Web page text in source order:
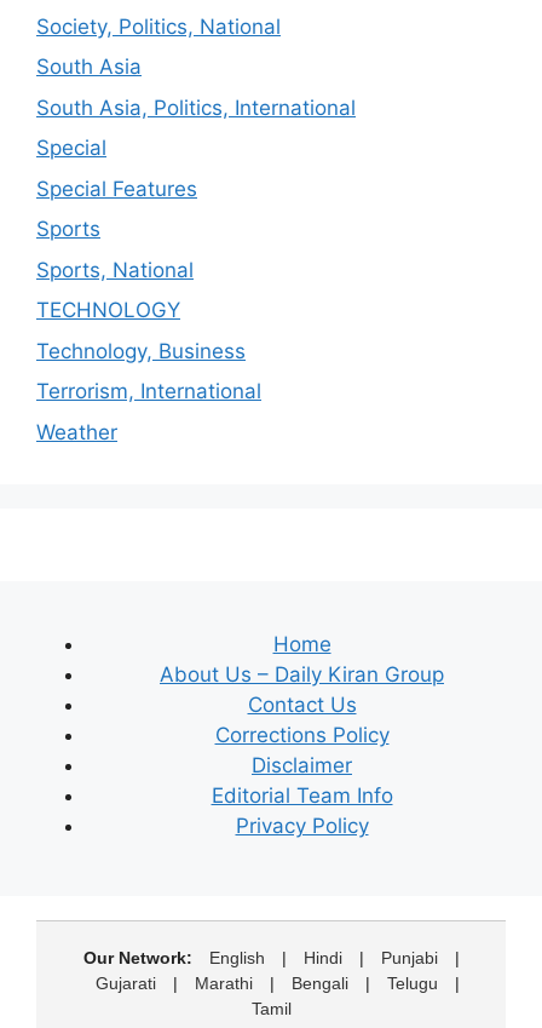
Society, Politics, National
South Asia
South Asia, Politics, International
Special
Special Features
Sports
Sports, National
TECHNOLOGY
Technology, Business
Terrorism, International
Weather
Home
About Us – Daily Kiran Group
Contact Us
Corrections Policy
Disclaimer
Editorial Team Info
Privacy Policy
Our Network: English | Hindi | Punjabi
|
Gujarati
| Marathi | Bengali | Telugu
|
Tamil